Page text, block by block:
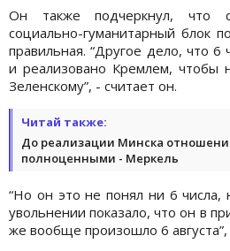
Он также подчеркнул, что
социально-гуманитарный блок
правильная. “Другое дело, что 6
и реализовано Кремлем, чтобы
Зеленскому”, - считает он.
Читай также:
До реализации Минска
полноценными - Меркель
“Но он это не понял ни 6
увольнении показало, что он в
же вообще произошло 6